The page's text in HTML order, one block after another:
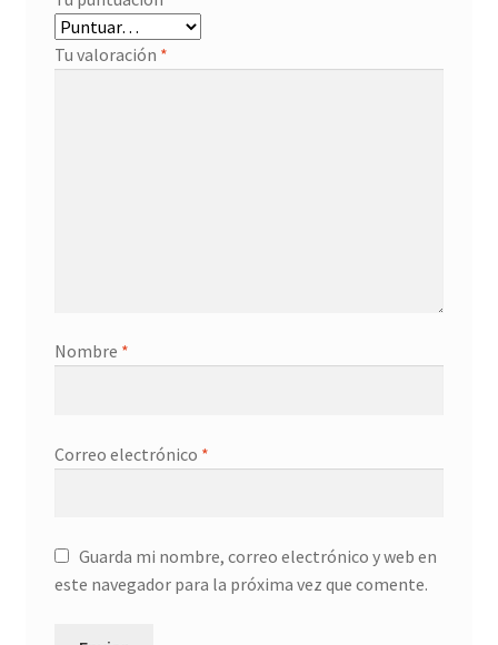
Tu valoración *
Nombre *
Correo electrónico *
Guarda mi nombre, correo electrónico y web en
este navegador para la próxima vez que comente.